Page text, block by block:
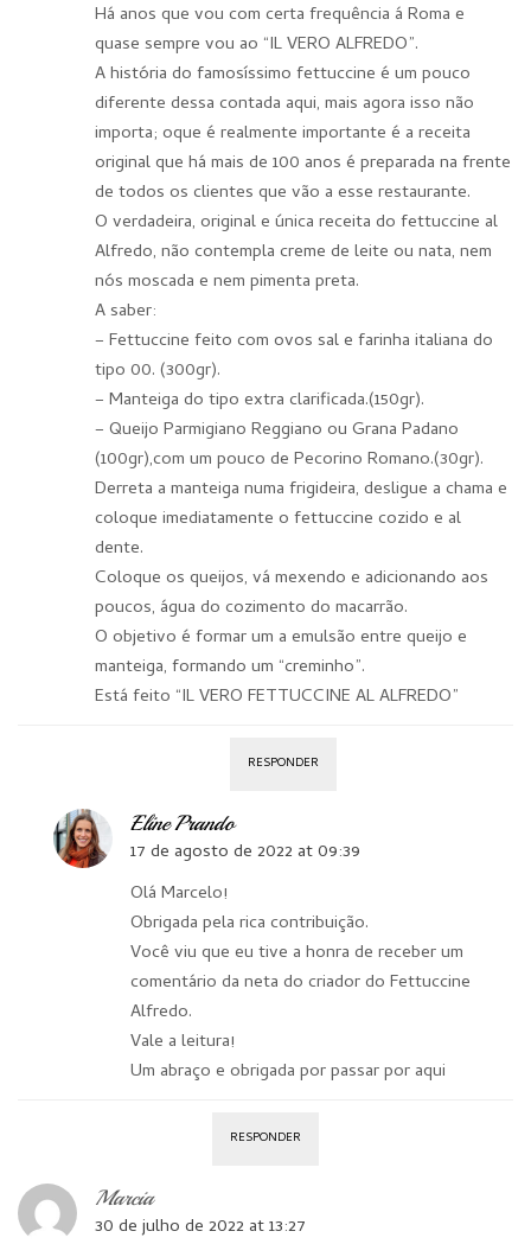
Há anos que vou com certa frequência á Roma e
quase sempre vou ao “IL VERO ALFREDO”.
A história do famosíssimo fettuccine é um pouco
diferente dessa contada aqui, mais agora isso não
importa; oque é realmente importante é a receita
original que há mais de 100 anos é preparada na frente
de todos os clientes que vão a esse restaurante.
O verdadeira, original e única receita do fettuccine al
Alfredo, não contempla creme de leite ou nata, nem
nós moscada e nem pimenta preta.
A saber:
– Fettuccine feito com ovos sal e farinha italiana do
tipo 00. (300gr).
– Manteiga do tipo extra clarificada.(150gr).
– Queijo Parmigiano Reggiano ou Grana Padano
(100gr),com um pouco de Pecorino Romano.(30gr).
Derreta a manteiga numa frigideira, desligue a chama e
coloque imediatamente o fettuccine cozido e al
dente.
Coloque os queijos, vá mexendo e adicionando aos
poucos, água do cozimento do macarrão.
O objetivo é formar um a emulsão entre queijo e
manteiga, formando um “creminho”.
Está feito “IL VERO FETTUCCINE AL ALFREDO”
RESPONDER
Eline Prando
17 de agosto de 2022 at 09:39
Olá Marcelo!
Obrigada pela rica contribuição.
Você viu que eu tive a honra de receber um
comentário da neta do criador do Fettuccine
Alfredo.
Vale a leitura!
Um abraço e obrigada por passar por aqui
RESPONDER
Marcia
30 de julho de 2022 at 13:27